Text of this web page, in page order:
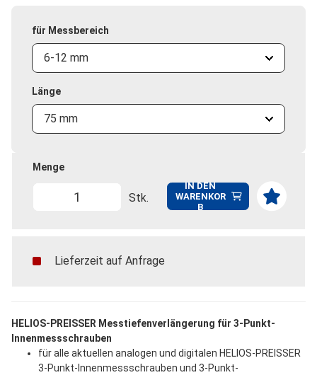
für Messbereich
6-12 mm
Länge
75 mm
Menge
Stk.
IN DEN
WARENKOR
B
Lieferzeit auf Anfrage
HELIOS-PREISSER Messtiefenverlängerung für 3-Punkt-
Innenmessschrauben
für alle aktuellen analogen und digitalen HELIOS-PREISSER
3-Punkt-Innenmessschrauben und 3-Punkt-